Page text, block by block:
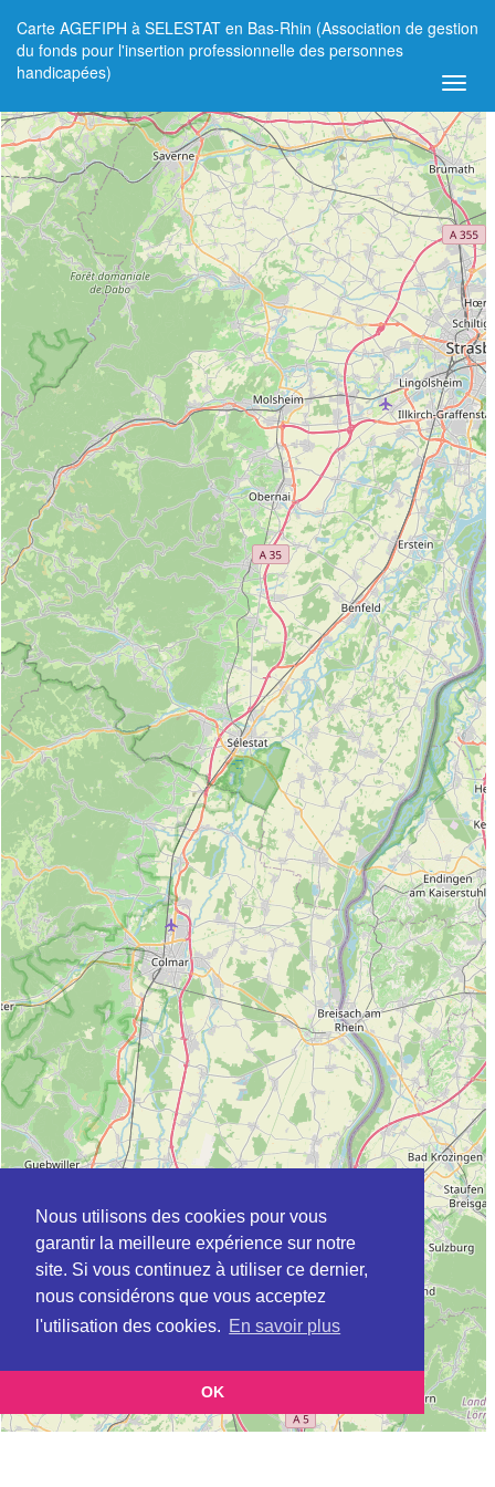
Nous utilisons des cookies pour vous
garantir la meilleure expérience sur notre
site. Si vous continuez à utiliser ce dernier,
nous considérons que vous acceptez
l'utilisation des cookies. En savoir plus
OK
Carte AGEFIPH à SELESTAT en Bas-Rhin (Association de gestion
du fonds pour l'insertion professionnelle des personnes
handicapées)
+
−